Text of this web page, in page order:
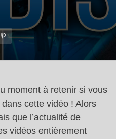
moment à retenir si vous
cette vidéo ! Alors
que l’actualité de
vidéos entièrement